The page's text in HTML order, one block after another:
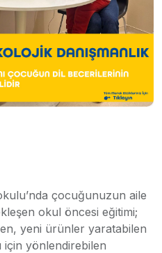
çocuğunuzun aile
okul öncesi eğitimi;
yeni ürünler yaratabilen
için yönlendirebilen